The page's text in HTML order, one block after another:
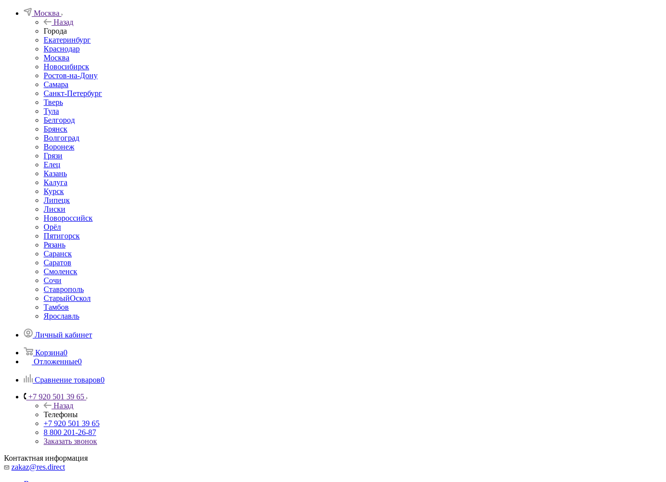
Москва
Назад
Города
Екатеринбург
Краснодар
Москва
Новосибирск
Ростов-на-Дону
Самара
Санкт-Петербург
Тверь
Тула
Белгород
Брянск
Волгоград
Воронеж
Грязи
Елец
Казань
Калуга
Курск
Липецк
Лиски
Новороссийск
Орёл
Пятигорск
Рязань
Саранск
Саратов
Смоленск
Сочи
Ставрополь
СтарыйОскол
Тамбов
Ярославль
Личный кабинет
Корзина0
Отложенные0
Сравнение товаров0
+7 920 501 39 65
Назад
Телефоны
+7 920 501 39 65
8 800 201-26-87
Заказать звонок
Контактная информация
zakaz@res.direct